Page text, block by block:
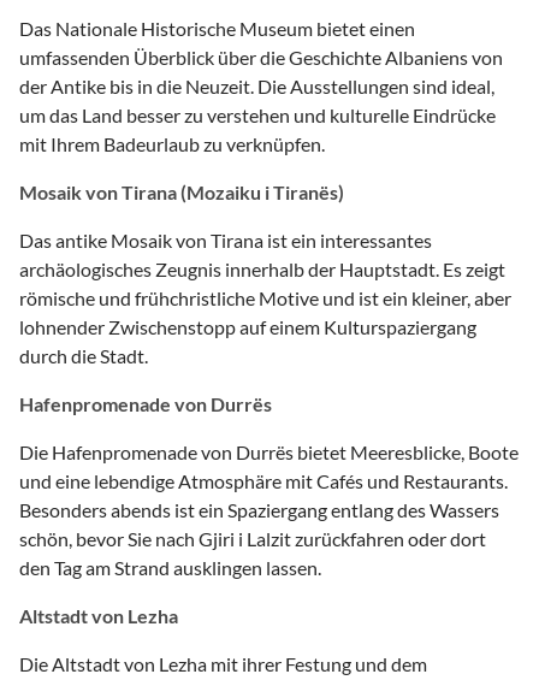
Das Nationale Historische Museum bietet einen
umfassenden Überblick über die Geschichte Albaniens von
der Antike bis in die Neuzeit. Die Ausstellungen sind ideal,
um das Land besser zu verstehen und kulturelle Eindrücke
mit Ihrem Badeurlaub zu verknüpfen.
Mosaik von Tirana (Mozaiku i Tiranës)
Das antike Mosaik von Tirana ist ein interessantes
archäologisches Zeugnis innerhalb der Hauptstadt. Es zeigt
römische und frühchristliche Motive und ist ein kleiner, aber
lohnender Zwischenstopp auf einem Kulturspaziergang
durch die Stadt.
Hafenpromenade von Durrës
Die Hafenpromenade von Durrës bietet Meeresblicke, Boote
und eine lebendige Atmosphäre mit Cafés und Restaurants.
Besonders abends ist ein Spaziergang entlang des Wassers
schön, bevor Sie nach Gjiri i Lalzit zurückfahren oder dort
den Tag am Strand ausklingen lassen.
Altstadt von Lezha
Die Altstadt von Lezha mit ihrer Festung und dem